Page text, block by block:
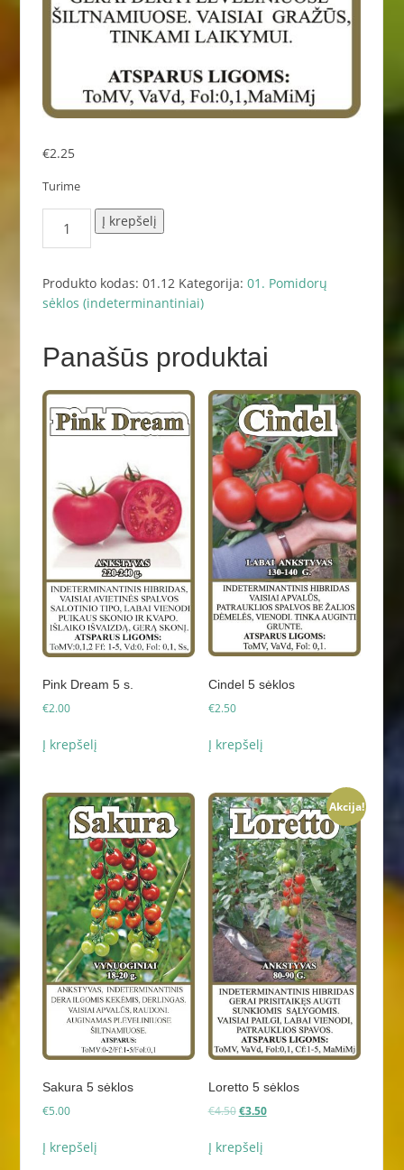
€2.25
Turime
kiekis:
6
sėklos
Į krepšelį
Produkto kodas: 01.12 Kategorija: 01. Pomidorų
sėklos (indeterminantiniai)
Panašūs produktai
Pink Dream 5 s.
€2.00
Į krepšelį
Cindel 5 sėklos
€2.50
Į krepšelį
Sakura 5 sėklos
€5.00
Į krepšelį
Akcija!
Loretto 5 sėklos
€4.50 Original
was:
€3.50Current
Į krepšelį